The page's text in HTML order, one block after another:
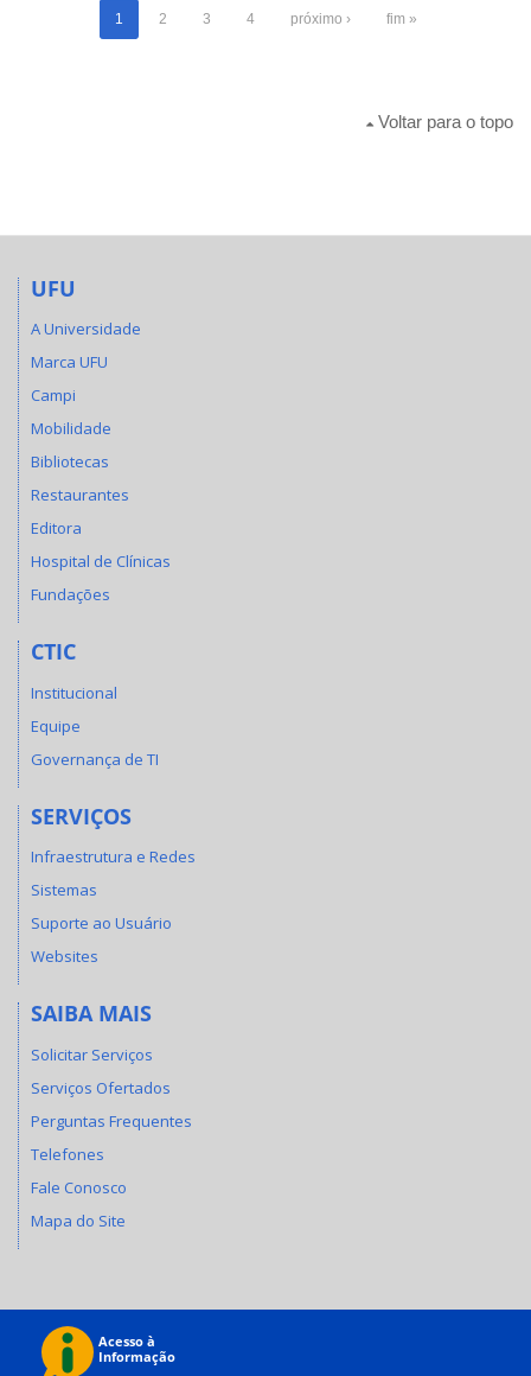
1 2 3 4 próximo › fim »
Voltar para o topo
UFU
A Universidade
Marca UFU
Campi
Mobilidade
Bibliotecas
Restaurantes
Editora
Hospital de Clínicas
Fundações
CTIC
Institucional
Equipe
Governança de TI
SERVIÇOS
Infraestrutura e Redes
Sistemas
Suporte ao Usuário
Websites
SAIBA MAIS
Solicitar Serviços
Serviços Ofertados
Perguntas Frequentes
Telefones
Fale Conosco
Mapa do Site